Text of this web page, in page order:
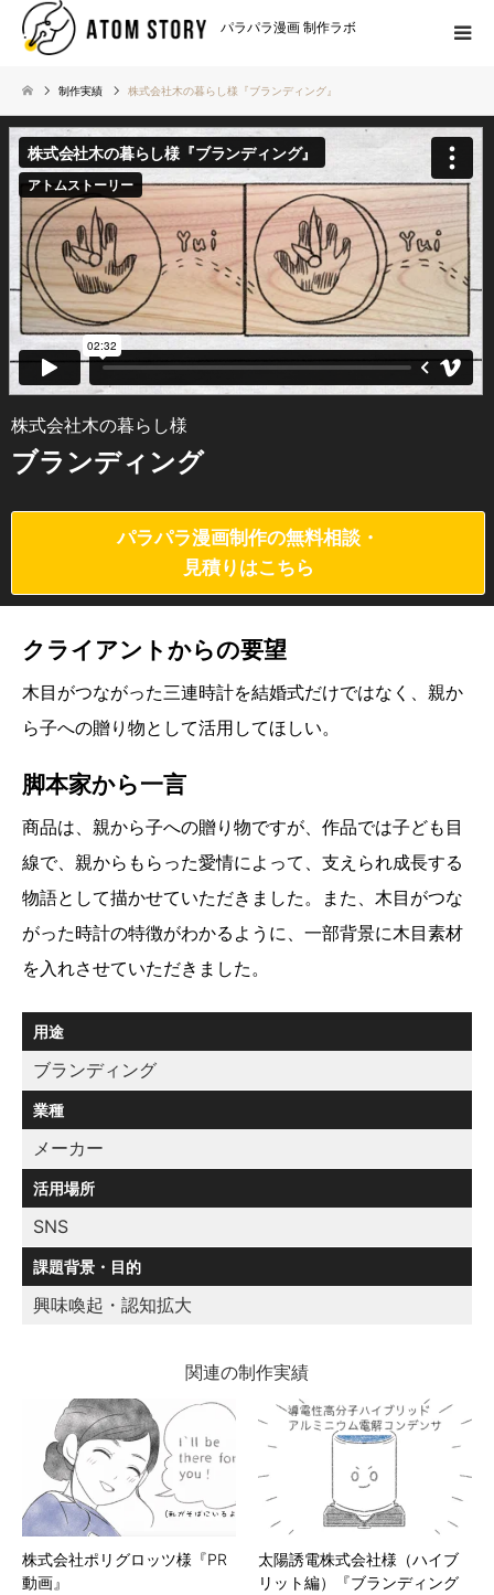
パラパラ漫画 制作ラボ
制作実績 株式会社木の暮らし様『ブランディング』
株式会社木の暮らし様
ブランディング
パラパラ漫画制作の無料相談・
見積りはこちら
クライアントからの要望
木目がつながった三連時計を結婚式だけではなく、親か
ら子への贈り物として活用してほしい。
脚本家から一言
商品は、親から子への贈り物ですが、作品では子ども目
線で、親からもらった愛情によって、支えられ成長する
物語として描かせていただきました。また、木目がつな
がった時計の特徴がわかるように、一部背景に木目素材
を入れさせていただきました。
用途
ブランディング
業種
メーカー
活用場所
SNS
課題背景・目的
興味喚起・認知拡大
関連の制作実績
株式会社ポリグロッツ様『PR
動画』
太陽誘電株式会社様（ハイブ
リット編）『ブランディング